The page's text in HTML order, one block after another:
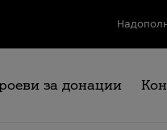
за донации